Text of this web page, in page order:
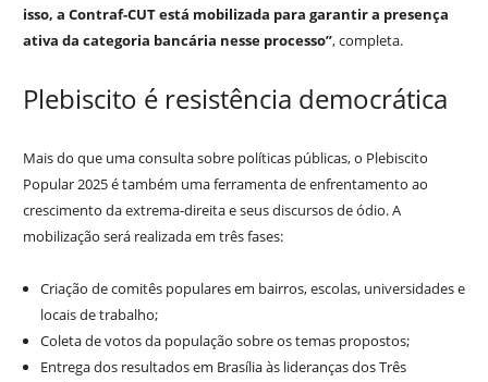
isso, a Contraf-CUT está mobilizada para garantir a presença
ativa da categoria bancária nesse processo”, completa.
Plebiscito é resistência democrática
Mais do que uma consulta sobre políticas públicas, o Plebiscito
Popular 2025 é também uma ferramenta de enfrentamento ao
crescimento da extrema-direita e seus discursos de ódio. A
mobilização será realizada em três fases:
Criação de comitês populares em bairros, escolas, universidades e
locais de trabalho;
Coleta de votos da população sobre os temas propostos;
Entrega dos resultados em Brasília às lideranças dos Três